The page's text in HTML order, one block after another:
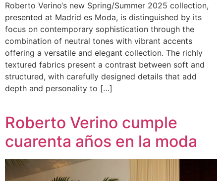
Roberto Verino‘s new Spring/Summer 2025 collection,
presented at Madrid es Moda, is distinguished by its
focus on contemporary sophistication through the
combination of neutral tones with vibrant accents
offering a versatile and elegant collection. The richly
textured fabrics present a contrast between soft and
structured, with carefully designed details that add
depth and personality to […]
Roberto Verino cumple
cuarenta años en la moda